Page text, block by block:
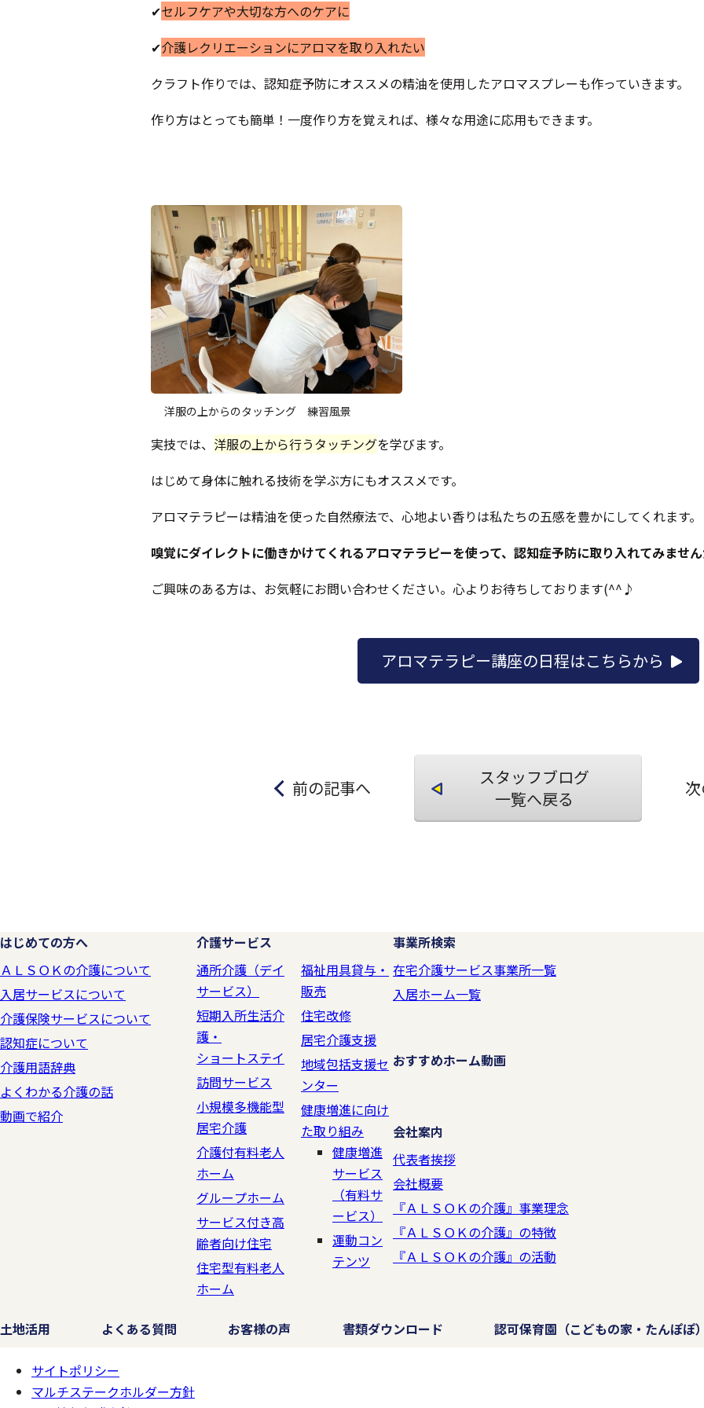
✔セルフケアや大切な方へのケアに
✔介護レクリエーションにアロマを取り入れたい
クラフト作りでは、認知症予防にオススメの精油を使用したアロマスプレーも作っていきます。
作り方はとっても簡単！一度作り方を覚えれば、様々な用途に応用もできます。
洋服の上からのタッチング 練習風景
実技では、 洋服の上から行うタッチングを学びます。
はじめて身体に触れる技術を学ぶ方にもオススメです。
アロマテラピーは精油を使った自然療法で、心地よい香りは私たちの五感を豊かにしてくれます。
嗅覚にダイレクトに働きかけてくれるアロマテラピーを使って、認知症予防に取り入れてみませ
ご興味のある方は、お気軽にお問い合わせください。心よりお待ちしております(^^♪
アロマテラピー講座の日程はこちらから
前の記事へ
スタッフブログ
一覧へ戻る
はじめての方へ
ＡＬＳＯＫの介護について
入居サービスについて
介護保険サービスについて
認知症について
介護用語辞典
よくわかる介護の話
動画で紹介
介護サービス
通所介護（デイ
サービス）
短期入所生活介
護・
ショートステイ
訪問サービス
小規模多機能型
居宅介護
介護付有料老人
ホーム
グループホーム
サービス付き高
齢者向け住宅
住宅型有料老人
ホーム
福祉用具貸与・
販売
住宅改修
居宅介護支援
地域包括支援セ
ンター
健康増進に向け
た取り組み
健康増進
サービス
（有料サ
ービス）
運動コン
テンツ
事業所検索
在宅介護サービス事業所一覧
入居ホーム一覧
おすすめホーム動画
会社案内
代表者挨拶
会社概要
『ＡＬＳＯＫの介護』事業理念
『ＡＬＳＯＫの介護』の特徴
『ＡＬＳＯＫの介護』の活動
土地活用 よくある質問 お客様の声 書類ダウンロード 認可保育園 （こどもの家・たんぽぽ
ページの
一番上へ
サイトポリシー
マルチステークホルダー方針